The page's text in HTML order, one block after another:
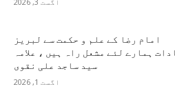
امام رضا کے علم و حکمت سے لبریز
ہمارے لئے مشعل راہ ہیں ، علامہ
سید ساجد علی نقوی
اگست 1, 2026